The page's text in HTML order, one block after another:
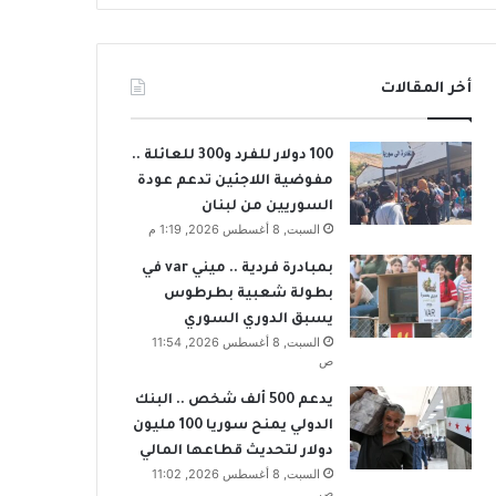
أخر المقالات
100 دولار للفرد و300 للعائلة ..
مفوضية اللاجئين تدعم عودة
السوريين من لبنان
السبت, 8 أغسطس 2026, 1:19 م
بمبادرة فردية .. ميني var في
بطولة شعبية بطرطوس
يسبق الدوري السوري
السبت, 8 أغسطس 2026, 11:54
ص
يدعم 500 ألف شخص .. البنك
الدولي يمنح سوريا 100 مليون
دولار لتحديث قطاعها المالي
السبت, 8 أغسطس 2026, 11:02
ص